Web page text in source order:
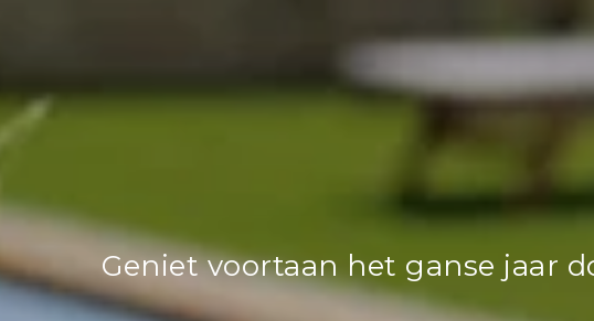
Geniet voortaan het ganse jaar